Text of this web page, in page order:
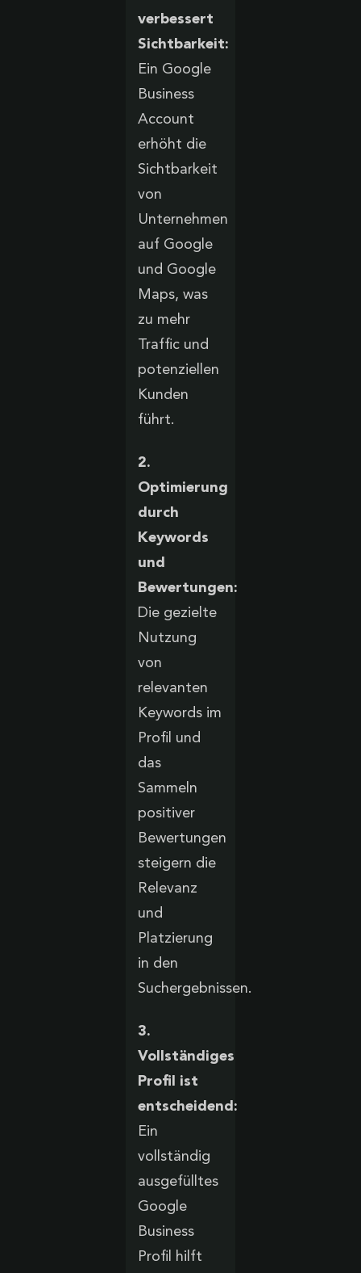
verbessert
Sichtbarkeit:
Ein Google
Business
Account
erhöht die
Sichtbarkeit
von
Unternehmen
auf Google
und Google
Maps, was
zu mehr
Traffic und
potenziellen
Kunden
führt.
2.
Optimierung
durch
Keywords
und
Bewertungen:
Die gezielte
Nutzung
von
relevanten
Keywords im
Profil und
das
Sammeln
positiver
Bewertungen
steigern die
Relevanz
und
Platzierung
in den
Suchergebnissen.
3.
Vollständiges
Profil ist
entscheidend:
Ein
vollständig
ausgefülltes
Google
Business
Profil hilft